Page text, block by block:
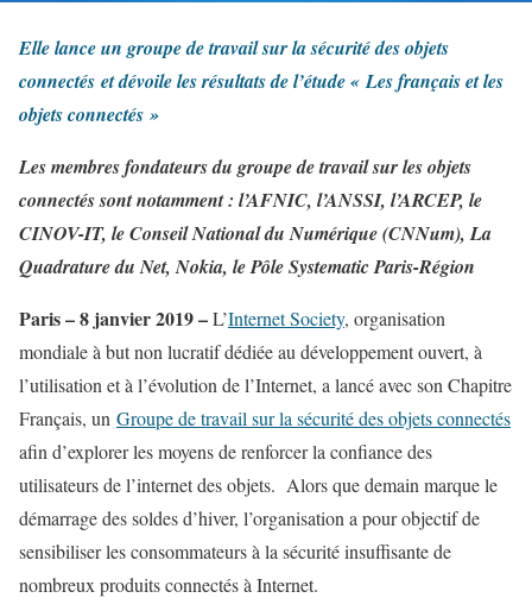
Elle lance un groupe de travail sur la sécurité des objets
connectés et dévoile les résultats de l’étude « Les français et les
objets connectés »
Les membres fondateurs du groupe de travail sur les objets
connectés sont notamment : l’AFNIC, l’ANSSI, l’ARCEP, le
CINOV-IT, le Conseil National du Numérique (CNNum), La
Quadrature du Net, Nokia, le Pôle Systematic Paris-Région
Paris – 8 janvier 2019 –L’Internet Society, organisation
mondiale à but non lucratif dédiée au développement ouvert, à
l’utilisation et à l’évolution de l’Internet, a lancé avec son Chapitre
Français, un Groupe de travail sur la sécurité des objets connectés
afin d’explorer les moyens de renforcer la confiance des
utilisateurs de l’internet des objets. Alors que demain marque le
démarrage des soldes d’hiver, l’organisation a pour objectif de
sensibiliser les consommateurs à la sécurité insuffisante de
nombreux produits connectés à Internet.